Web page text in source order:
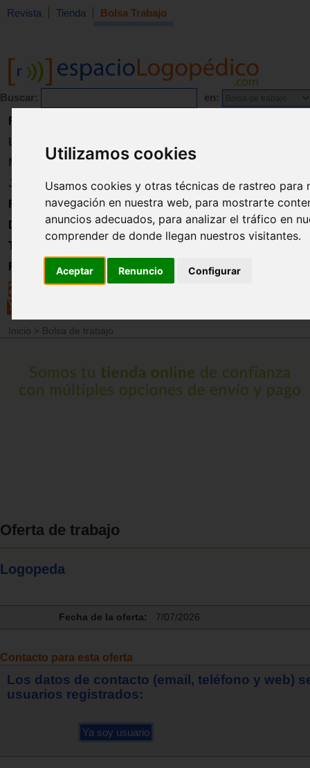
Utilizamos cookies
Usamos cookies y otras técnicas de rastreo para
navegación en nuestra web, para mostrarte
anuncios adecuados, para analizar el tráfico en
comprender de donde llegan nuestros visitantes.
Aceptar Renuncio Configurar
Revista Tienda Bolsa Trabajo
Buscar: en:
Revista
Libros
Material
Juguetes
Formación
Directorio
Trabajo
Registro
Inicio > Bolsa de trabajo
Oferta de trabajo
Logopeda
Fecha de la oferta: 7/07/2026
Contacto para esta oferta
Los datos de contacto (email, teléfono y web)
usuarios registrados: